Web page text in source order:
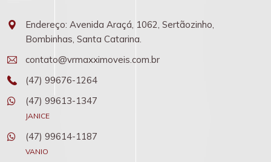
Endereço: Avenida Araçá, 1062, Sertãozinho,
Bombinhas, Santa Catarina.
contato@vrmaxximoveis.com.br
(47) 99676-1264
(47) 99613-1347
JANICE
(47) 99614-1187
VANIO